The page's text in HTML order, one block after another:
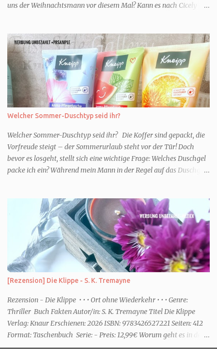
uns der Weihnachtsmann vor diesem Mal? Kann es nach Cicely
S.8) • • • Genre: Liebe Buch Fakten Autor/in: Mhairi McFarlane Titel
Cover Story Verlag: Knaur Erschienen: 2026 ISBN:
9783426560402 Seiten: 448 Format: Taschenbuch Serie: - Preis:
12,99€ Worum geht es in dem Buch Dank ihres Podcast hat Bel das
Glück als Journalistin für eine renommiert Zeitung zu arbeiten.
Zusammen mit Aaron blödelt sie in der winzige. Zweigstelle den
ganzen Tag herum. Doch dann bekommen sie Connor als
Praktikant. Bel und er verstehen sich so gar nicht. Ausgerechnet
für...
Welcher Sommer-Duschtyp seid ihr?
Welcher Sommer-Duschtyp seid ihr? Die Koffer sind gepackt, die
Vorfreude steigt – der Sommerurlaub steht vor der Tür! Doch
bevor es losgeht, stellt sich eine wichtige Frage: Welches Duschgel
packe ich ein? Während mein Mann in der Regel auf das Duschgel
Urlaub Entspannung und Wellness. Falls ihr ähnlich denkt, lasst
uns doch herausfinden, welcher Duschtyp ihr seid. TYP
GENIESSER Egal, ob Strand oder Städtetrip - für euch gehört
gutes Essen, ein guter Wein oder Cocktail, vielleicht ein gutes Buch
dazu. Ihr liebt es Sonnenuntergänge zu beobachten und genießt
einfach jeden Moment. Dann seid ihr wie ich der Typ Genießer.
Hier empfehle ich tatsächlich Düfte die zur Jahreszeit passen, weil
ihr dann bessere entspannen könnt. Zum Beispiel ein Duschgel mit
einem frisch-fruchtigen Duft, wie die Kneipp Aroma-Pflegedusche
“ Sommer Flirt ...
[Rezension] Die Klippe - S. K. Tremayne
Rezension - Die Klippe • • • Ort ohne Wiederkehr • • • Genre:
Thriller Buch Fakten Autor/in: S. K. Tremayne Titel Die Klippe
Verlag: Knaur Erschienen: 2026 ISBN: 9783426527221 Seiten: 412
Format: Taschenbuch Serie: - Preis: 12,99€ Worum geht es in dem
Buch Karenza hat ihre Routinen, als ihr Ex-Mann sie um Hilfe